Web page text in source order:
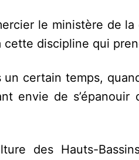
le ministère de
discipline qui
certain temps,
envie de s’épanouir
des Hauts-